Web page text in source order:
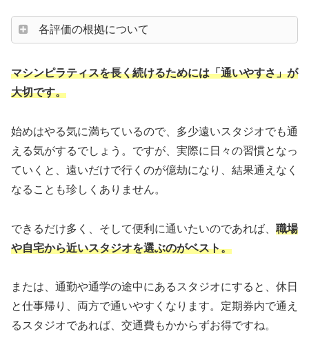
各評価の根拠について
マシンピラティスを長く続けるためには「通いやすさ」が
大切です。
始めはやる気に満ちているので、多少遠いスタジオでも通
える気がするでしょう。ですが、実際に日々の習慣となっ
ていくと、遠いだけで行くのが億劫になり、結果通えなく
なることも珍しくありません。
できるだけ多く、そして便利に通いたいのであれば、 職場
や自宅から近いスタジオを選ぶのがベスト。
または、通勤や通学の途中にあるスタジオにすると、休日
と仕事帰り、両方で通いやすくなります。定期券内で通え
るスタジオであれば、交通費もかからずお得ですね。